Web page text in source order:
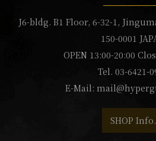
J6-bldg. B1 Floor, 6-32-1,
150-0001
OPEN 13:00-20:00
Tel. 03-6421-
E-Mail:
SHOP Info.